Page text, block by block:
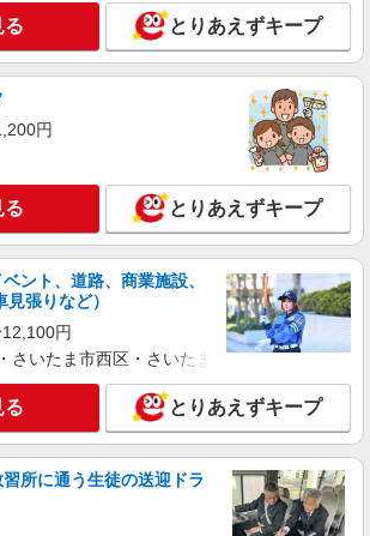
茨城県つくば市／最寄駅：つくば駅、研究学園
駅 ≪車通勤可≫ ●車通勤OK！無料駐車場あり
す♪
詳細を見る
ッフ株式会社 東関東コーディネートセンター
［筑波山］接客経験ヒカル☆旅館受付×後方事
サポートをおまかせ☆彡
時給1400円 ●モデル月収：235,200円（月21日
勤の場合）＋残業代
茨城県つくば市／最寄駅：宮脇駅、下妻駅 ●
くば駅から車で30分ほど♪ ≪車通勤可≫ ●ク
詳細を見る
フ株式会社 東関東コーディネートセンター
る とりあえずキープ
円
る とりあえずキープ
ント、道路、商業施設、
張りなど）
円
さいたま市西区・さいたま市岩槻区・久喜市・
る とりあえずキープ
所に通う生徒の送迎ドラ